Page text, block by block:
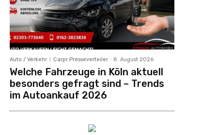
Auto / Verkehr Carpr Presseverteiler - 8. August 2026
Welche Fahrzeuge in Köln aktuell
besonders gefragt sind – Trends
im Autoankauf 2026